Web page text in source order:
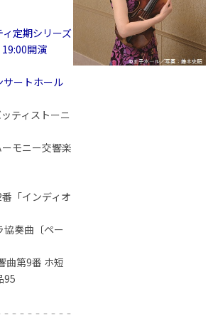
定期シリーズ
開演
サートホール
ティストーニ
モニー交響楽
「インディオ
協奏曲〔ペー
曲第9番 ホ短
95
- - - - - - - - -